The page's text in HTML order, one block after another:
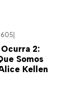
2:
Somos
Kellen